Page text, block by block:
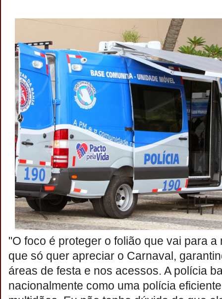
"O foco é proteger o folião que vai para
que só quer apreciar o Carnaval,
áreas de festa e nos acessos. A polícia
nacionalmente como uma polícia